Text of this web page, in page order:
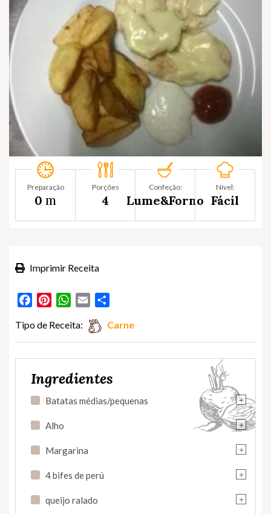
Preparação
0 m
Porções
4
Confeção:
Lume&Forno
Nível:
Fácil
Imprimir Receita
FacebookPinterestWhatsApp
Email
Tipo de Receita: Carne
Ingredientes
+
Batatas médias/pequenas
+
Alho
+
Margarina
+
4 bifes de perú
+
queijo ralado